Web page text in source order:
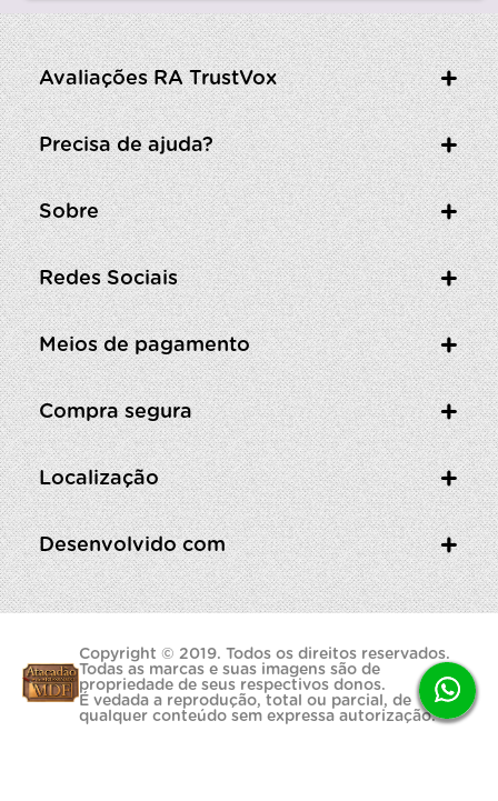
Avaliações RA TrustVox
Precisa de ajuda?
Sobre
Redes Sociais
Meios de pagamento
Compra segura
Localização
Desenvolvido com
Copyright © 2019. Todos os direitos reservados.
Todas as marcas e suas imagens são de
propriedade de seus respectivos donos.
É vedada a reprodução, total ou parcial, de
qualquer conteúdo sem expressa autorização.